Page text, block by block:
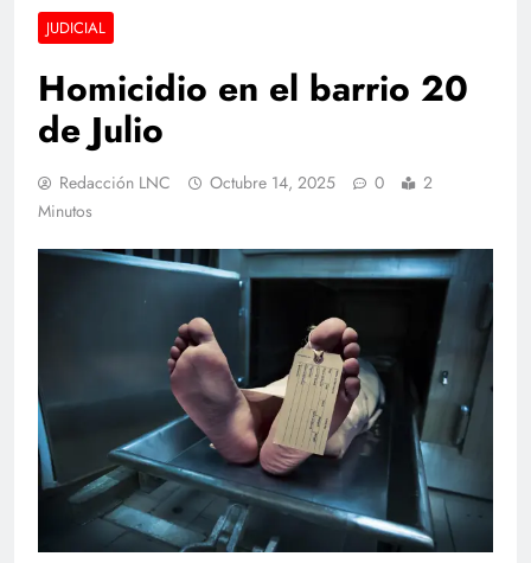
JUDICIAL
Homicidio en el barrio 20
de Julio
Redacción LNC Octubre 14, 2025 0
2
Minutos